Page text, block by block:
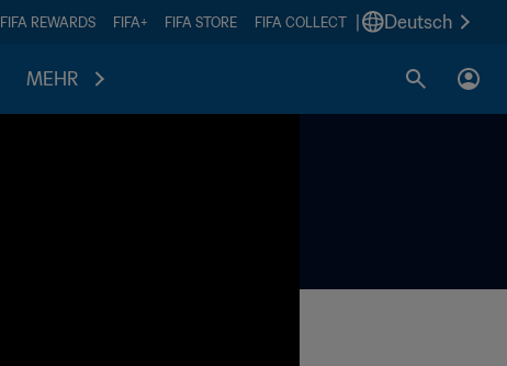
FIFA REWARDS FIFA+ FIFA STORE FIFA COLLECT Deutsch
MEHR